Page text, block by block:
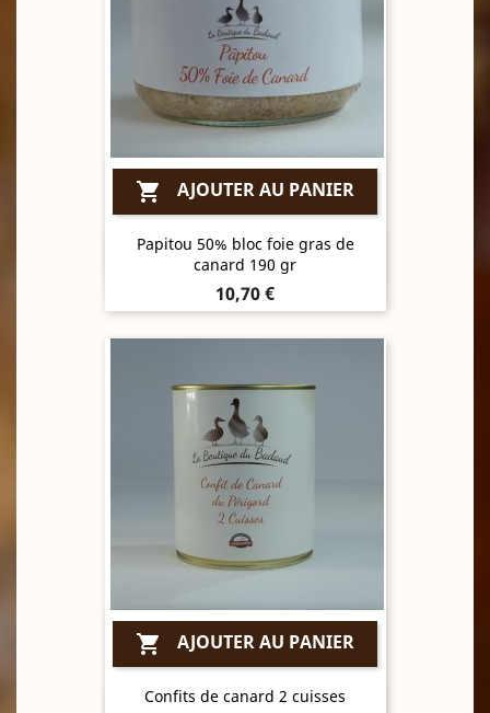
 AJOUTER AU PANIER
Papitou 50% bloc foie gras de
canard 190 gr
Prix
10,70 €
Aperçu rapide
 AJOUTER AU PANIER
Confits de canard 2 cuisses